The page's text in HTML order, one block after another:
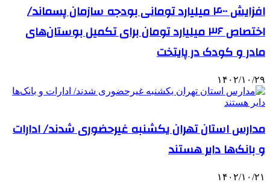
افزایش ۴۰۰ میلیارد تومانی بودجه سازمان پسماند/
اختصاص ۳۶ میلیارد تومان برای تکمیل بوستان‌های
مادر و کودک در پایتخت
۱۴۰۲/۱۰/۲۹
مدارس استان تهران یکشنبه غیرحضوری شدند/ ادارات
و بانک‌ها دایر هستند
۱۴۰۲/۱۰/۲۱